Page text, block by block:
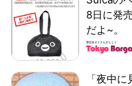
8日に発
だよ~。
「夜中